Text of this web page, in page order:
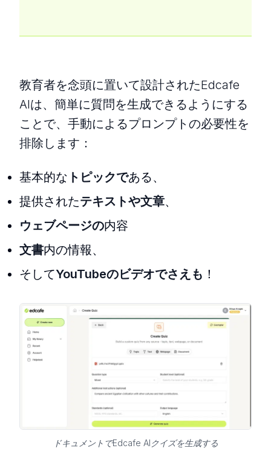
教育者を念頭に置いて設計されたEdcafe
AIは、簡単に質問を生成できるようにする
ことで、手動によるプロンプトの必要性を
排除します：
基本的な トピックである、
提供されたテキストや文章、
ウェブページの内容
文書内の情報、
そしてYouTubeのビデオでさえも ！
ドキュメントでEdcafe AIクイズを生成する